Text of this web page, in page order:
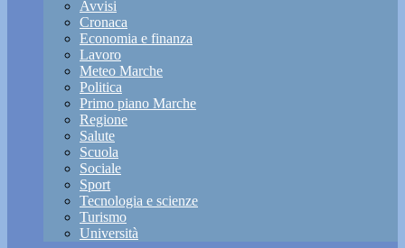
Avvisi
Cronaca
Economia e finanza
Lavoro
Meteo Marche
Politica
Primo piano Marche
Regione
Salute
Scuola
Sociale
Sport
Tecnologia e scienze
Turismo
Università